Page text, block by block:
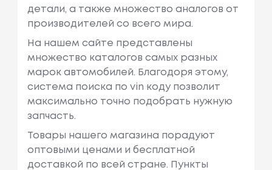
детали, а также множество аналогов от
производителей со всего мира.
На нашем сайте представлены
множество каталогов самых разных
марок автомобилей. Благодоря этому,
система поиска по vin коду позволит
максимально точно подобрать нужную
запчасть.
Товары нашего магазина порадуют
оптовыми ценами и бесплатной
доставкой по всей стране. Пункты